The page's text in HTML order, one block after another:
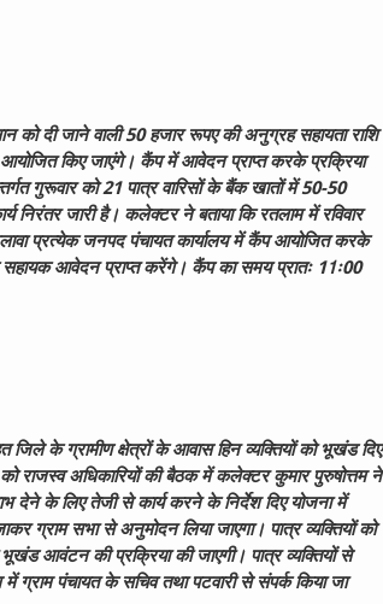
को दी जाने वाली 50 हजार रूपए की अनुग्रह सहायता राशि
किए जाएंगे। कैंप में आवेदन प्राप्त करके प्रक्रिया
गुरूवार को 21 पात्र वारिसों के बैंक खातों में 50-50
निरंतर जारी है। कलेक्टर ने बताया कि रतलाम में रविवार
प्रत्येक जनपद पंचायत कार्यालय में कैंप आयोजित करके
आवेदन प्राप्त करेंगे। कैंप का समय प्रातः 11ः00
के ग्रामीण क्षेत्रों के आवास हिन व्यक्तियों को भूखंड दिए
राजस्व अधिकारियों की बैठक में कलेक्टर कुमार पुरुषोत्तम ने
देने के लिए तेजी से कार्य करने के निर्देश दिए योजना में
जाकर ग्राम सभा से अनुमोदन लिया जाएगा। पात्र व्यक्तियों को
आवंटन की प्रक्रिया की जाएगी। पात्र व्यक्तियों से
पंचायत के सचिव तथा पटवारी से संपर्क किया जा